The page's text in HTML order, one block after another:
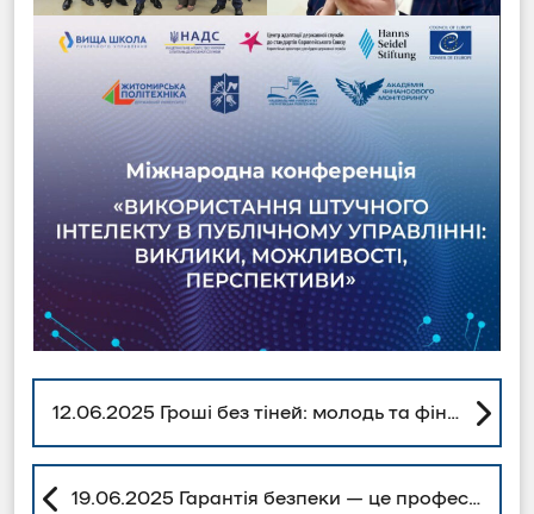
19.06.2025 Гарантія безпеки — це професійність
12.06.2025 Гроші без тіней: молодь та фінансова безпека